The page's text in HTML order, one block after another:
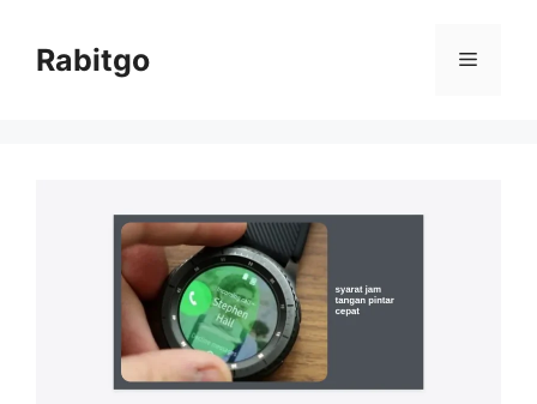
contentRabitgo Menu